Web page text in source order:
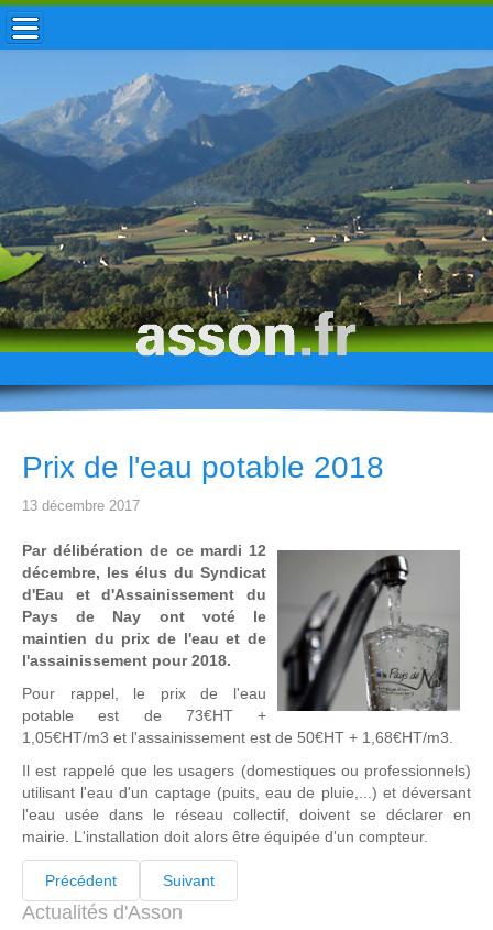
ACCUEIL / INFOS
MUNICIPALITÉ
VIE LOCALE
ENFANCE
TOURISME
HISTOIRE
Prix de l'eau potable 2018
13 décembre 2017
Par délibération de ce mardi 12
décembre, les élus du Syndicat
d'Eau et d'Assainissement du
Pays de Nay ont voté le
maintien du prix de l'eau et de
l'assainissement pour 2018.
Pour rappel, le prix de l'eau
potable est de 73€HT +
1,05€HT/m3 et l'assainissement est de 50€HT + 1,68€HT/m3.
Il est rappelé que les usagers (domestiques ou professionnels)
utilisant l'eau d'un captage (puits, eau de pluie,...) et déversant
l'eau usée dans le réseau collectif, doivent se déclarer en
mairie. L'installation doit alors être équipée d'un compteur.
Précédent Suivant
Actualités d'Asson